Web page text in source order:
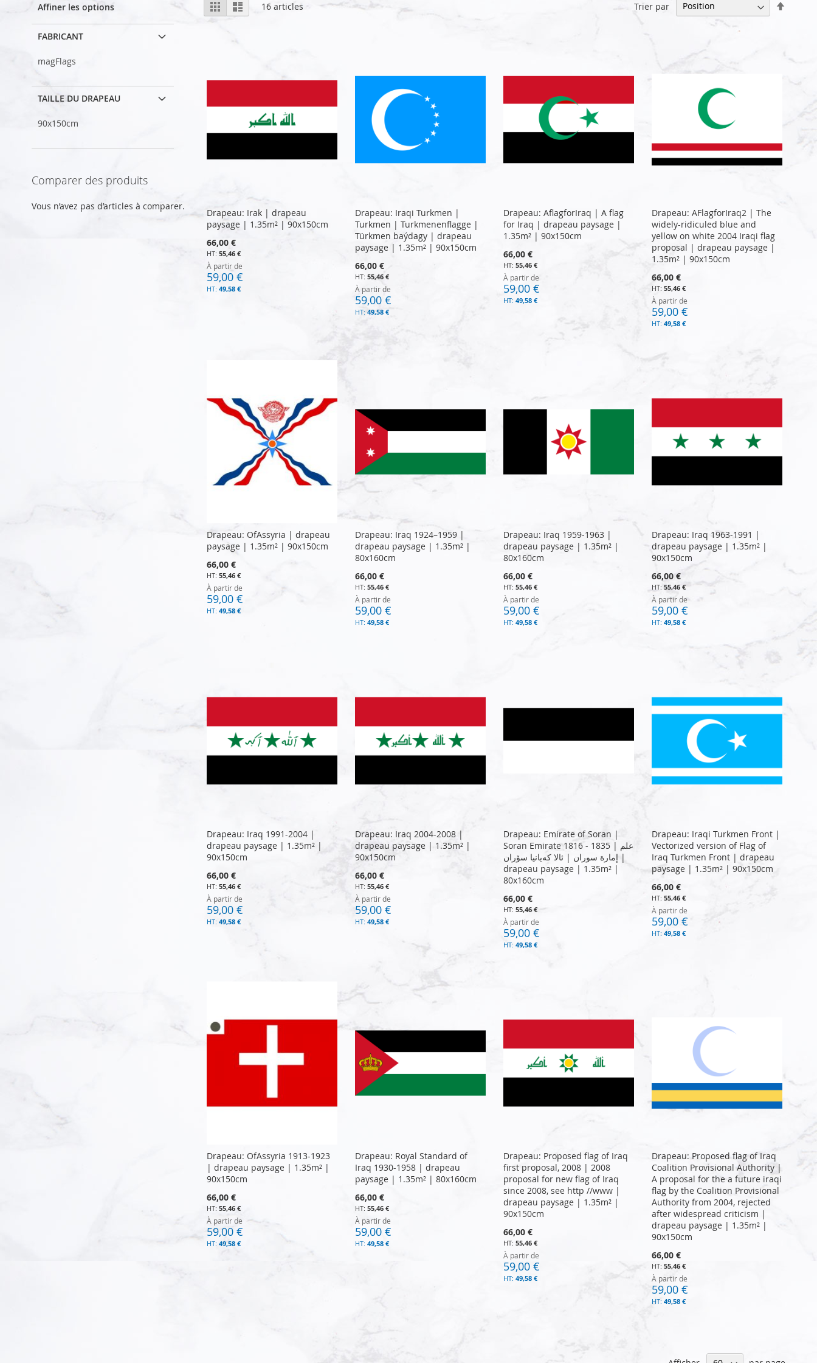
en
GrilleListe 16 articles Trier par
Drapeau: Irak | drapeau
paysage | 1.35m² | 90x150cm
66,00 €
55,46 €
À partir de
59,00 €
49,58 €
Drapeau: Iraqi Turkmen |
Turkmen | Turkmenenflagge |
Türkmen baýdagy | drapeau
paysage | 1.35m² | 90x150cm
66,00 €
55,46 €
À partir de
59,00 €
49,58 €
Drapeau: AflagforIraq | A flag
for Iraq | drapeau paysage |
1.35m² | 90x150cm
66,00 €
55,46 €
À partir de
59,00 €
49,58 €
Drapeau: AFlagforIraq2 | The
widely-ridiculed blue and
yellow on white 2004 Iraqi flag
proposal | drapeau paysage |
1.35m² | 90x150cm
66,00 €
55,46 €
À partir de
59,00 €
49,58 €
Drapeau: OfAssyria | drapeau
paysage | 1.35m² | 90x150cm
66,00 €
55,46 €
À partir de
59,00 €
49,58 €
Drapeau: Iraq 1924–1959 |
drapeau paysage | 1.35m² |
80x160cm
66,00 €
55,46 €
À partir de
59,00 €
49,58 €
Drapeau: Iraq 1959-1963 |
drapeau paysage | 1.35m² |
80x160cm
66,00 €
55,46 €
À partir de
59,00 €
49,58 €
Drapeau: Iraq 1963-1991 |
drapeau paysage | 1.35m² |
90x150cm
66,00 €
55,46 €
À partir de
59,00 €
49,58 €
Drapeau: Iraq 1991-2004 |
drapeau paysage | 1.35m² |
90x150cm
66,00 €
55,46 €
À partir de
59,00 €
49,58 €
Drapeau: Iraq 2004-2008 |
drapeau paysage | 1.35m² |
90x150cm
66,00 €
55,46 €
À partir de
59,00 €
49,58 €
Drapeau: Emirate of Soran |
Soran Emirate 1816 - 1835 | علم
إمارة سوران | ئالا کەیانیا سۆران |
drapeau paysage | 1.35m² |
80x160cm
66,00 €
55,46 €
À partir de
59,00 €
49,58 €
Drapeau: Iraqi Turkmen Front |
Vectorized version of Flag of
Iraq Turkmen Front | drapeau
paysage | 1.35m² | 90x150cm
66,00 €
55,46 €
À partir de
59,00 €
49,58 €
Drapeau: OfAssyria 1913-1923
| drapeau paysage | 1.35m² |
90x150cm
66,00 €
55,46 €
À partir de
59,00 €
49,58 €
Drapeau: Royal Standard of
Iraq 1930-1958 | drapeau
paysage | 1.35m² | 80x160cm
66,00 €
55,46 €
À partir de
59,00 €
49,58 €
Drapeau: Proposed flag of Iraq
first proposal, 2008 | 2008
proposal for new flag of Iraq
since 2008, see http //www |
drapeau paysage | 1.35m² |
90x150cm
66,00 €
55,46 €
À partir de
59,00 €
49,58 €
Drapeau: Proposed flag of Iraq
Coalition Provisional Authority |
A proposal for the a future iraqi
flag by the Coalition Provisional
Authority from 2004, rejected
after widespread criticism |
drapeau paysage | 1.35m² |
90x150cm
66,00 €
55,46 €
À partir de
59,00 €
49,58 €
Affiner les options
FABRICANT
magFlags
TAILLE DU DRAPEAU
90x150cm
Comparer des produits
Vous n’avez pas d’articles à comparer.